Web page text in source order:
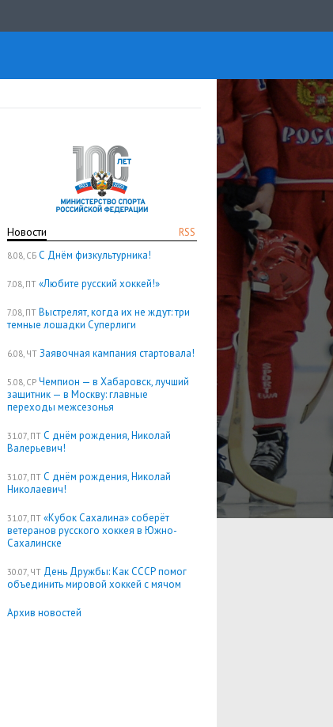
RSS
Новости
8.08, СБ С Днём физкультурника!
7.08, ПТ «Любите русский хоккей!»
7.08, ПТ Выстрелят, когда их не ждут: три
темные лошадки Суперлиги
6.08, ЧТ Заявочная кампания стартовала!
5.08, СР Чемпион — в Хабаровск, лучший
защитник — в Москву: главные
переходы межсезонья
31.07, ПТ С днём рождения, Николай
Валерьевич!
31.07, ПТ С днём рождения, Николай
Николаевич!
31.07, ПТ «Кубок Сахалина» соберёт
ветеранов русского хоккея в Южно-
Сахалинске
30.07, ЧТ День Дружбы: Как СССР помог
объединить мировой хоккей с мячом
Архив новостей